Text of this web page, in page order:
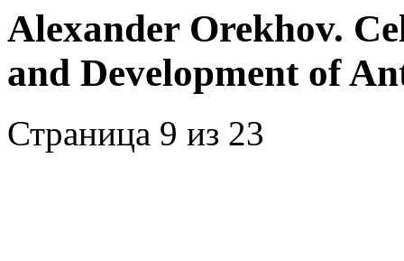
Alexander Orekhov.
and Development of
Страница 9 из 23